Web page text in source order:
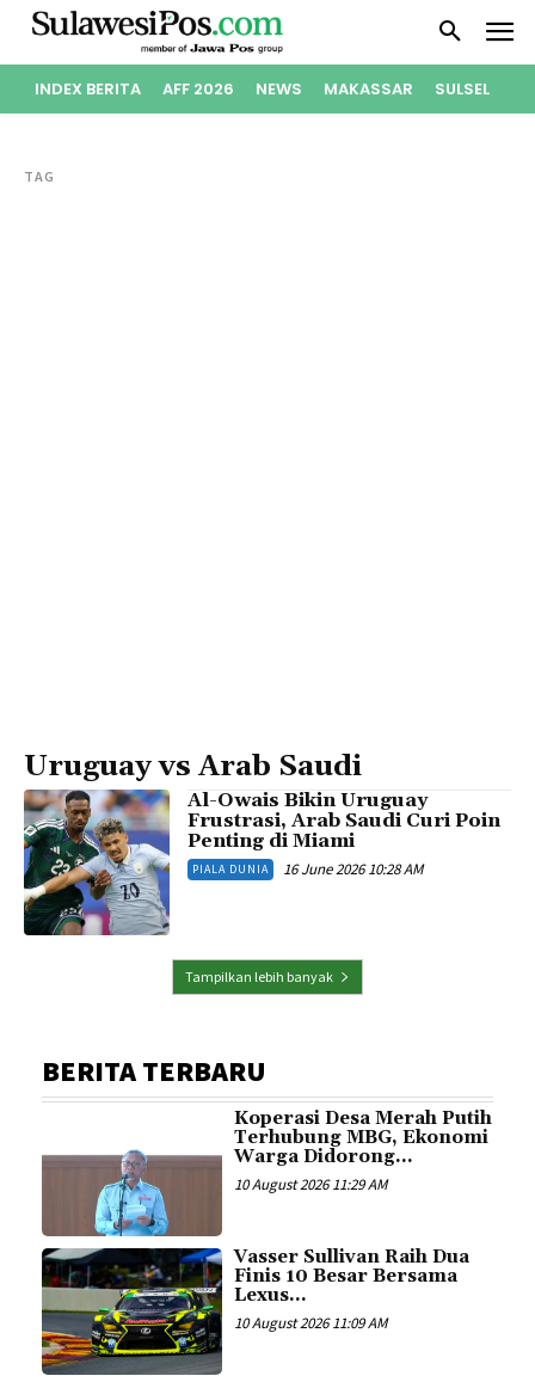
INDEX BERITA AFF 2026 NEWS MAKASSAR SULSEL
TAG
Uruguay vs Arab Saudi
Al-Owais Bikin Uruguay
Frustrasi, Arab Saudi Curi Poin
Penting di Miami
PIALA DUNIA 16 June 2026 10:28 AM
Tampilkan lebih banyak
BERITA TERBARU
Koperasi Desa Merah Putih
Terhubung MBG, Ekonomi
Warga Didorong...
10 August 2026 11:29 AM
Vasser Sullivan Raih Dua
Finis 10 Besar Bersama
Lexus...
10 August 2026 11:09 AM